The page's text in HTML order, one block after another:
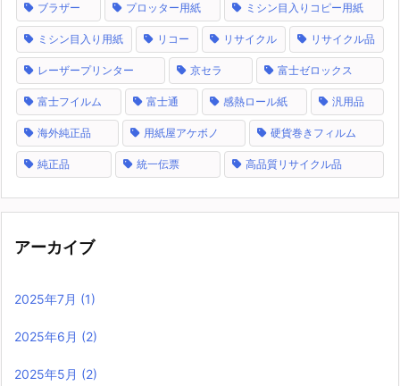
ブラザー プロッター用紙 ミシン目入りコピー用紙
ミシン目入り用紙 リコー リサイクル リサイクル品
レーザープリンター 京セラ 富士ゼロックス
富士フイルム 富士通 感熱ロール紙 汎用品
海外純正品 用紙屋アケボノ 硬貨巻きフィルム
純正品 統一伝票 高品質リサイクル品
アーカイブ
2025年7月 (1)
2025年6月 (2)
2025年5月 (2)